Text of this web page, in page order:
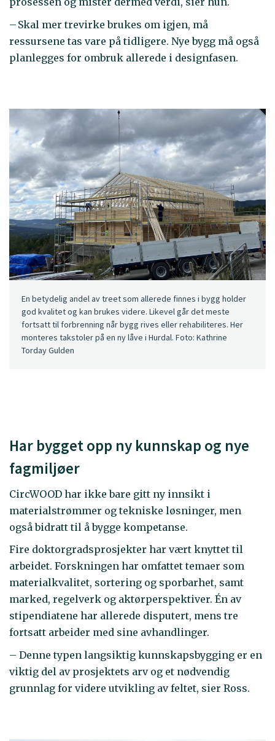
– Skal mer trevirke brukes om igjen, må
ressursene tas vare på tidligere. Nye bygg må også
planlegges for ombruk allerede i designfasen.
En betydelig andel av treet som allerede finnes i bygg holder
god kvalitet og kan brukes videre. Likevel går det meste
fortsatt til forbrenning når bygg rives eller rehabiliteres. Her
monteres takstoler på en ny låve i Hurdal. Foto: Kathrine
Torday Gulden
Har bygget opp ny kunnskap og nye
fagmiljøer
CircWOOD har ikke bare gitt ny innsikt i
materialstrømmer og tekniske løsninger, men
også bidratt til å bygge kompetanse.
Fire doktorgradsprosjekter har vært knyttet til
arbeidet. Forskningen har omfattet temaer som
materialkvalitet, sortering og sporbarhet, samt
marked, regelverk og aktørperspektiver. Én av
stipendiatene har allerede disputert, mens tre
fortsatt arbeider med sine avhandlinger.
– Denne typen langsiktig kunnskapsbygging er en
viktig del av prosjektets arv og et nødvendig
grunnlag for videre utvikling av feltet, sier Ross.